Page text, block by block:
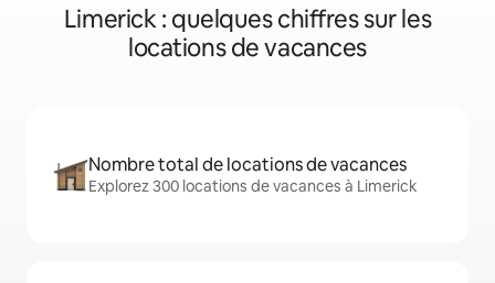
Limerick : quelques chiffres sur les
locations de vacances
Nombre total de locations de vacances
Explorez 300 locations de vacances à Limerick